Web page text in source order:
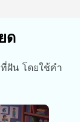
ด
ฝัน โดยใช้คํา